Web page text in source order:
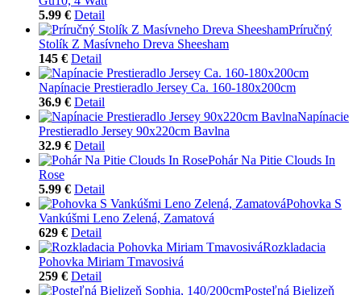
5.99 € Detail
Príručný
Stolík Z Masívneho Dreva Sheesham
145 € Detail
Napínacie Prestieradlo Jersey Ca. 160-180x200cm
36.9 € Detail
Napínacie
Prestieradlo Jersey 90x220cm Bavlna
32.9 € Detail
Pohár Na Pitie Clouds In
Rose
5.99 € Detail
Pohovka S
Vankúšmi Leno Zelená, Zamatová
629 € Detail
Rozkladacia
Pohovka Miriam Tmavosivá
259 € Detail
Posteľná Bielizeň